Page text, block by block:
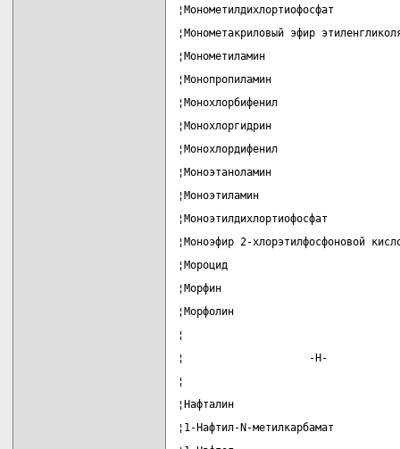
¦Монометилдихлортиофосфат
¦Монометакриловый эфир
¦Монометиламин
¦Монопропиламин
¦Монохлорбифенил
¦Монохлоргидрин
¦Монохлордифенил
¦Моноэтаноламин
¦Моноэтиламин
¦Моноэтилдихлортиофосфат
¦Моноэфир 2-
¦Мороцид
¦Морфин
¦Морфолин
¦
¦                    -Н-
¦
¦Нафталин
¦1-Нафтил-N-метилкарбамат